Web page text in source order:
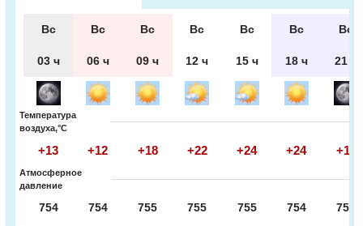
Вс Вс Вс Вс Вс Вс Вс
03 ч 06 ч 09 ч 12 ч 15 ч 18 ч 21 ч
Температура
воздуха,°С
+13 +12 +18 +22 +24 +24 +19
Атмосферное
давление
754 754 755 755 755 754 755